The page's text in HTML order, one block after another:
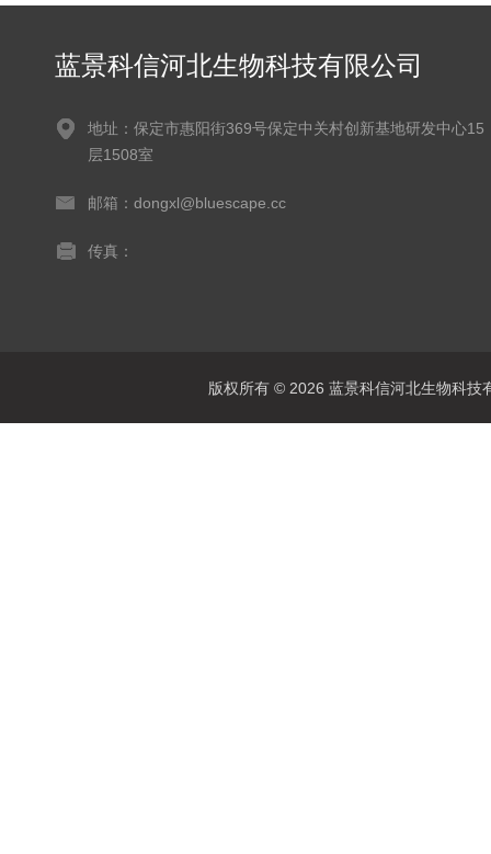
蓝景科信河北生物科技有限公司
地址：保定市惠阳街369号保定中关村创新基地研发中心15
层1508室
邮箱：dongxl@bluescape.cc
传真：
版权所有 © 2026 蓝景科信河北生物科